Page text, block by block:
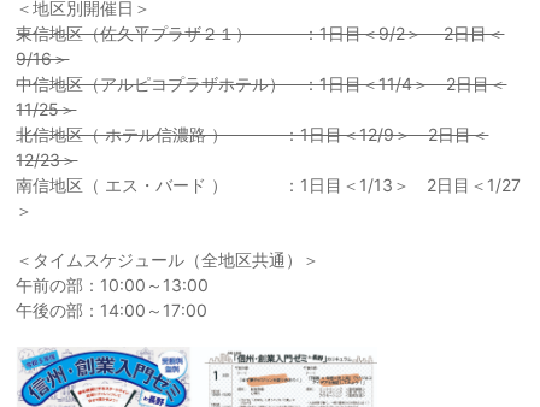
＜地区別開催日＞
東信地区（佐久平プラザ２１） ：1日目＜9/2＞ 2日目＜
9/16＞
中信地区（アルピコプラザホテル） ：1日目＜11/4＞ 2日目＜
11/25＞
北信地区（ ホテル信濃路 ） ：1日目＜12/9＞ 2日目＜
12/23＞
南信地区（ エス・バード ） ：1日目＜1/13＞ 2日目＜1/27
＞
＜タイムスケジュール（全地区共通）＞
午前の部：10:00～13:00
午後の部：14:00～17:00